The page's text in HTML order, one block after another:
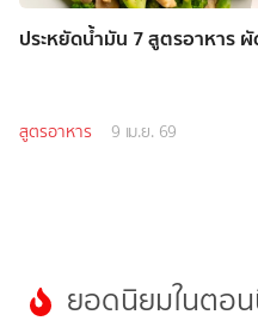
ประหยัดน้ำมัน 7 สูตรอาหาร
สูตรอาหาร 9 เม.ย. 69
ยอดนิยมในตอ